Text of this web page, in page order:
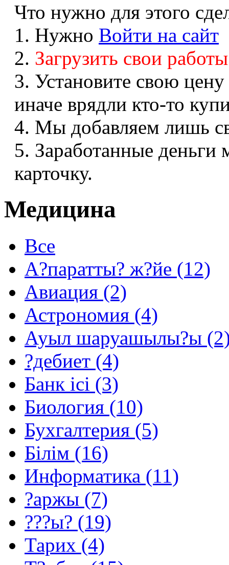
Что нужно для этого
1. Нужно Войти на сайт
2. Загрузить свои
3. Установите свою
иначе врядли кто-то
4. Мы добавляем лишь
5. Заработанные
карточку.
Медицина
Все
А?паратты? ж?йе (12)
Авиация (2)
Астрономия (4)
Ауыл шаруашылы?ы
?дебиет (4)
Банк ісі (3)
Биология (10)
Бухгалтерия (5)
Білім (16)
Информатика (11)
?аржы (7)
???ы? (19)
Тарих (4)